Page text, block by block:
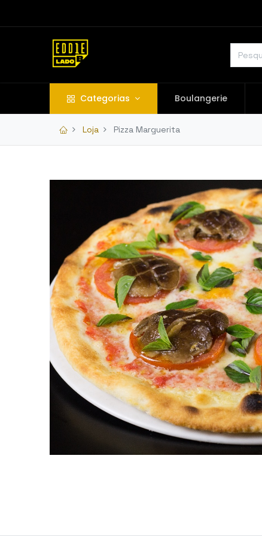
Categorias Boulangerie
Loja Pizza Marguerita